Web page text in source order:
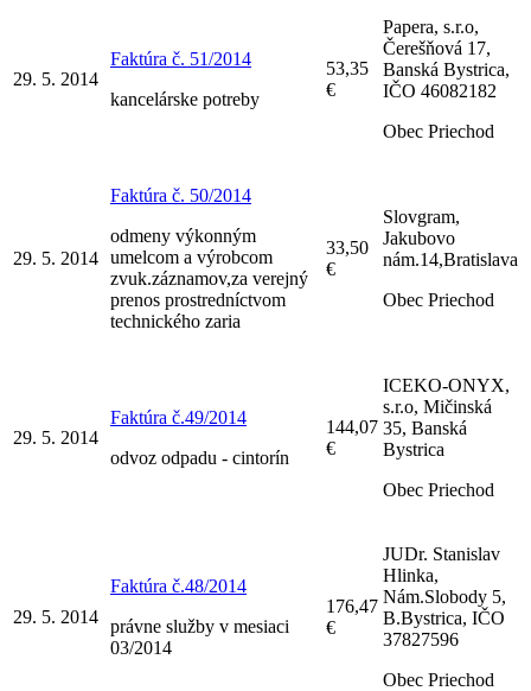
29. 5. 2014
Faktúra č. 51/2014
kancelárske potreby
53,35
€
Papera, s.r.o,
Čerešňová 17,
Banská Bystrica,
IČO 46082182
Obec Priechod
29. 5. 2014
Faktúra č. 50/2014
odmeny výkonným
umelcom a výrobcom
zvuk.záznamov,za verejný
prenos prostredníctvom
technického zaria
33,50
€
Slovgram,
Jakubovo
nám.14,Bratislava
Obec Priechod
29. 5. 2014
Faktúra č.49/2014
odvoz odpadu - cintorín
144,07
€
ICEKO-ONYX,
s.r.o, Mičinská
35, Banská
Bystrica
Obec Priechod
29. 5. 2014
Faktúra č.48/2014
právne služby v mesiaci
03/2014
176,47
€
JUDr. Stanislav
Hlinka,
Nám.Slobody 5,
B.Bystrica, IČO
37827596
Obec Priechod